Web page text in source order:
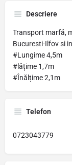
Descriere
Transport marfă,
Bucuresti-Ilfov si
#Lungime 4,5m
#lățime 1,7m
#Înălțime 2,1m
Telefon
0723043779